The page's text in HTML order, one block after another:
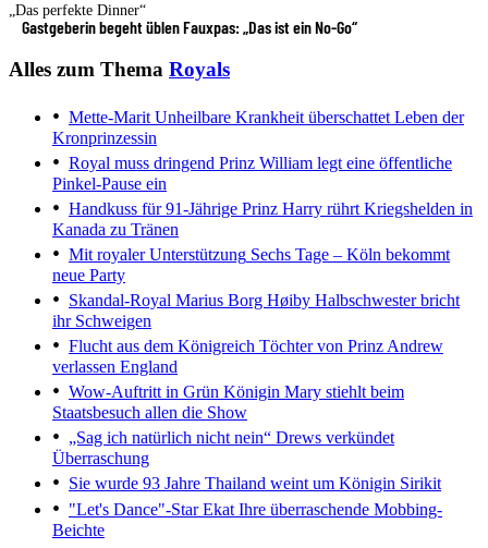
„Das perfekte Dinner“
Gastgeberin begeht üblen Fauxpas: „Das ist ein No-Go“
Alles zum Thema Royals
Mette-Marit Unheilbare Krankheit überschattet Leben der
Kronprinzessin
Royal muss dringend Prinz William legt eine öffentliche
Pinkel-Pause ein
Handkuss für 91-Jährige Prinz Harry rührt Kriegshelden in
Kanada zu Tränen
Mit royaler Unterstützung Sechs Tage – Köln bekommt
neue Party
Skandal-Royal Marius Borg Høiby Halbschwester bricht
ihr Schweigen
Flucht aus dem Königreich Töchter von Prinz Andrew
verlassen England
Wow-Auftritt in Grün Königin Mary stiehlt beim
Staatsbesuch allen die Show
„Sag ich natürlich nicht nein“ Drews verkündet
Überraschung
Sie wurde 93 Jahre Thailand weint um Königin Sirikit
"Let's Dance"-Star Ekat Ihre überraschende Mobbing-
Beichte